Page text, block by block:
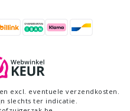
en excl. eventuele verzendkosten.
slechts ter indicatie.